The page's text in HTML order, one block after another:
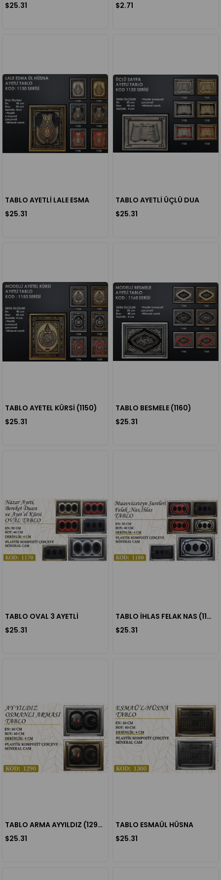
$25.31
$2.71
TABLO AYETLİ LALE ESMA
$25.31
TABLO AYETLİ ÜÇLÜ DUA
$25.31
TABLO AYETEL KÜRSİ (1150)
$25.31
TABLO BESMELE (1160)
$25.31
TABLO OVAL 3 AYETLİ
$25.31
TABLO İHLAS FELAK NAS (1180)
$25.31
TABLO ARMA AYYILDIZ (1290)
$25.31
TABLO ESMAÜL HÜSNA
$25.31